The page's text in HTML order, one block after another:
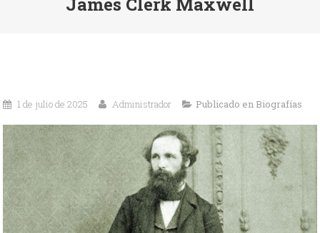
1 de julio de 2025 Administrador Publicado en Biografías